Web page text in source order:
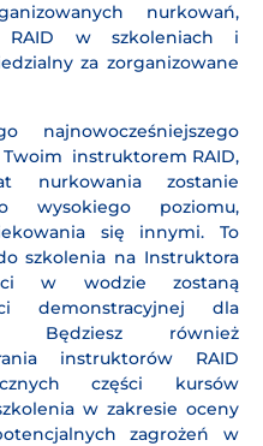
nurkowań,
RAID w szkoleniach i
za zorganizowane
najnowocześniejszego
instruktorem RAID,
nurkowania zostanie
wysokiego poziomu,
się innymi. To
szkolenia na Instruktora
w wodzie zostaną
demonstracyjnej dla
Będziesz również
instruktorów RAID
części kursów
w zakresie oceny
zagrożeń w